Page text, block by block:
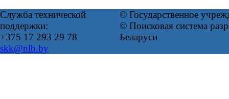
Служба технической
поддержки:
+375 17 293 29 78
skk@nlb.by
© Государственное
© Поисковая система
Беларуси